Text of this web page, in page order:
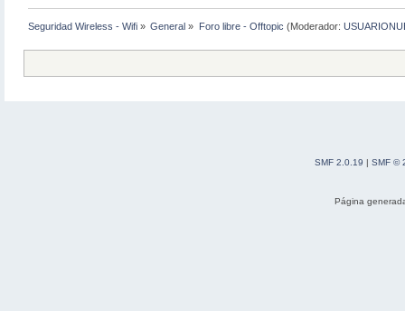
Seguridad Wireless - Wifi » General » Foro libre - Offtopic (Moderador:
SMF 2.0.19 | SMF ©
Página